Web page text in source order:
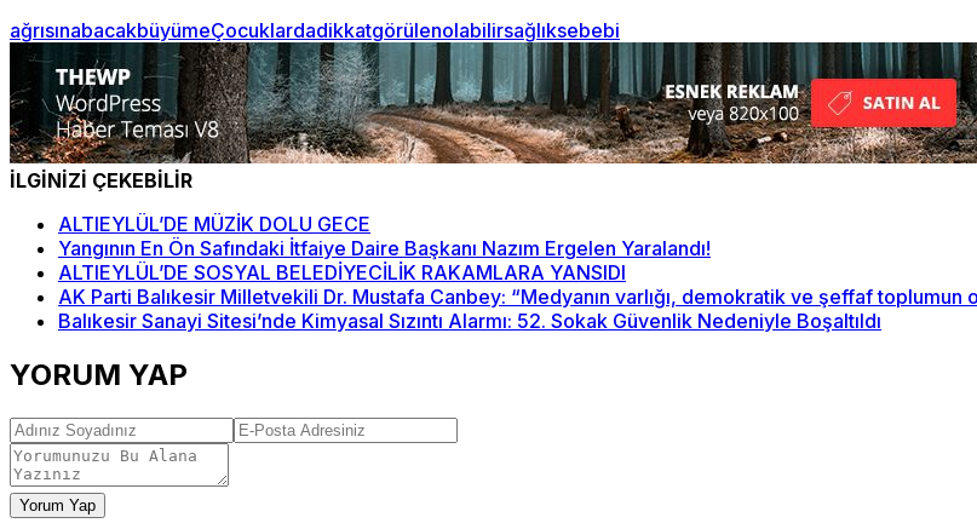
ağrısınabacakbüyümeÇocuklardadikkatgörülenolabilirsağlıksebebi
İLGİNİZİ ÇEKEBİLİR
ALTIEYLÜL’DE MÜZİK DOLU GECE
Yangının En Ön Safındaki İtfaiye Daire Başkanı Nazım Ergelen Yaralandı!
ALTIEYLÜL’DE SOSYAL BELEDİYECİLİK RAKAMLARA YANSIDI
AK Parti Balıkesir Milletvekili Dr. Mustafa Canbey: “Medyanın varlığı, demokratik ve şeffaf toplumun
Balıkesir Sanayi Sitesi’nde Kimyasal Sızıntı Alarmı: 52. Sokak Güvenlik Nedeniyle Boşaltıldı
YORUM YAP
Yorum Yap